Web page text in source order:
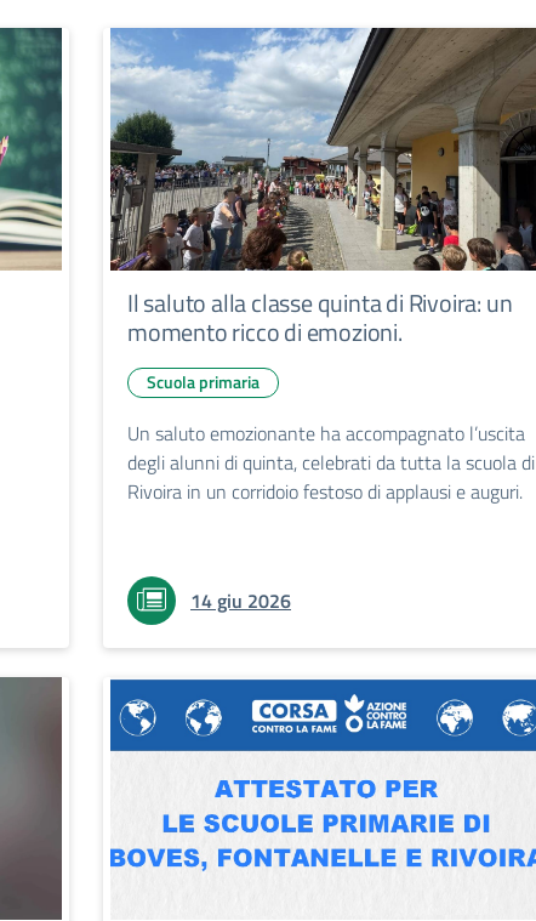
Il saluto alla classe quinta di Rivoira: un
momento ricco di emozioni.
Scuola primaria
Un saluto emozionante ha accompagnato l’uscita
degli alunni di quinta, celebrati da tutta la scuola di
Rivoira in un corridoio festoso di applausi e auguri.
14 giu 2026